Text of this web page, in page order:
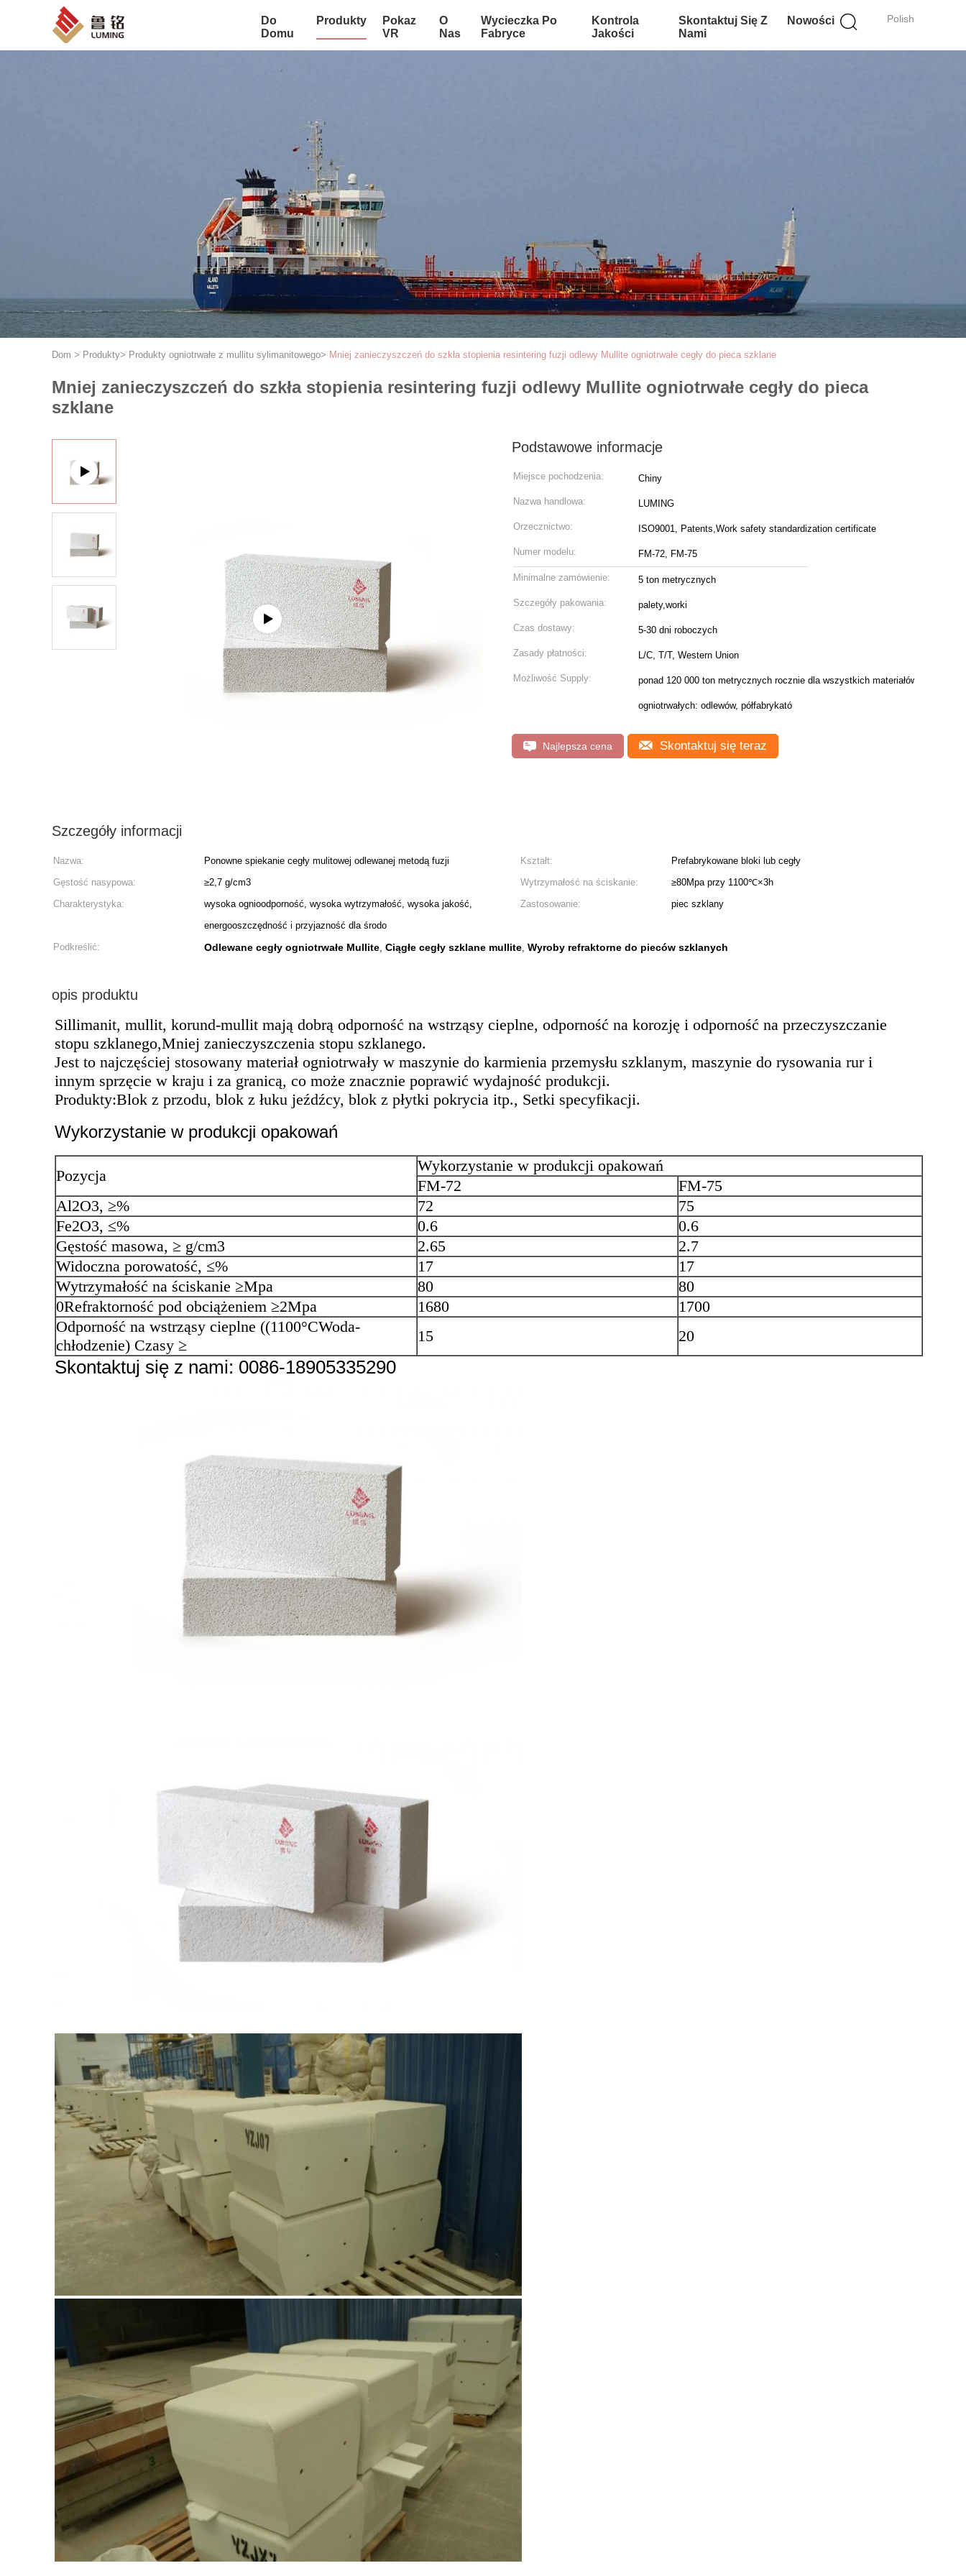
Polish
Do
Domu
Produkty
Pokaz
VR
O
Nas
Wycieczka Po
Fabryce
Kontrola
Jakości
Skontaktuj Się Z
Nami
Nowości
Dom > Produkty> Produkty ogniotrwałe z mullitu sylimanitowego> Mniej zanieczyszczeń do szkła stopienia resintering fuzji odlewy Mullite ogniotrwałe cegły do pieca szklane
Mniej zanieczyszczeń do szkła stopienia resintering fuzji odlewy Mullite ogniotrwałe cegły do pieca
szklane
Podstawowe informacje
Miejsce pochodzenia: Chiny
Nazwa handlowa: LUMING
Orzecznictwo: ISO9001, Patents,Work safety standardization certificate
Numer modelu: FM-72, FM-75
Minimalne zamówienie: 5 ton metrycznych
Szczegóły pakowania: palety,worki
Czas dostawy: 5-30 dni roboczych
Zasady płatności: L/C, T/T, Western Union
Możliwość Supply: ponad 120 000 ton metrycznych rocznie dla wszystkich materiałów
ogniotrwałych: odlewów, półfabrykató
Najlepsza cena Skontaktuj się teraz
Szczegóły informacji
Nazwa: Ponowne spiekanie cegły mulitowej odlewanej metodą fuzji Kształt:
Prefabrykowane bloki lub cegły
Gęstość nasypowa:
≥2,7 g/cm3 Wytrzymałość na ściskanie:
≥80Mpa przy 1100℃×3h
Charakterystyka:
wysoka ognioodporność, wysoka wytrzymałość, wysoka jakość,
energooszczędność i przyjazność dla środo
Zastosowanie: piec szklany
Podkreślić: Odlewane cegły ogniotrwałe Mullite, Ciągłe cegły szklane mullite, Wyroby refraktorne do pieców szklanych
opis produktu
Sillimanit, mullit, korund-mullit mają dobrą odporność na wstrząsy cieplne, odporność na korozję i odporność na przeczyszczanie
stopu szklanego,Mniej zanieczyszczenia stopu szklanego.
Jest to najczęściej stosowany materiał ogniotrwały w maszynie do karmienia przemysłu szklanym, maszynie do rysowania rur i
innym sprzęcie w kraju i za granicą, co może znacznie poprawić wydajność produkcji.
Produkty:Blok z przodu, blok z łuku jeźdźcy, blok z płytki pokrycia itp., Setki specyfikacji.
Wykorzystanie w produkcji opakowań
Pozycja
Wykorzystanie w produkcji opakowań
FM-72
FM-75
Al2O3, ≥%
72
75
Fe2O3, ≤%
0.6
0.6
Gęstość masowa, ≥ g/cm3
2.65
2.7
Widoczna porowatość, ≤%
17
17
Wytrzymałość na ściskanie ≥Mpa
80
80
0Refraktorność pod obciążeniem ≥2Mpa
1680
1700
Odporność na wstrząsy cieplne ((1100°CWoda-
chłodzenie) Czasy ≥
15 20
Skontaktuj się z nami: 0086-18905335290